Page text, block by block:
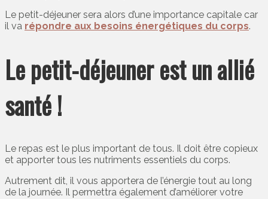
Le petit-déjeuner sera alors d’une importance capitale car
il va répondre aux besoins énergétiques du corps.
Le petit-déjeuner est un allié
santé !
Le repas est le plus important de tous. Il doit être copieux
et apporter tous les nutriments essentiels du corps.
Autrement dit, il vous apportera de l’énergie tout au long
de la journée. Il permettra également d’améliorer votre